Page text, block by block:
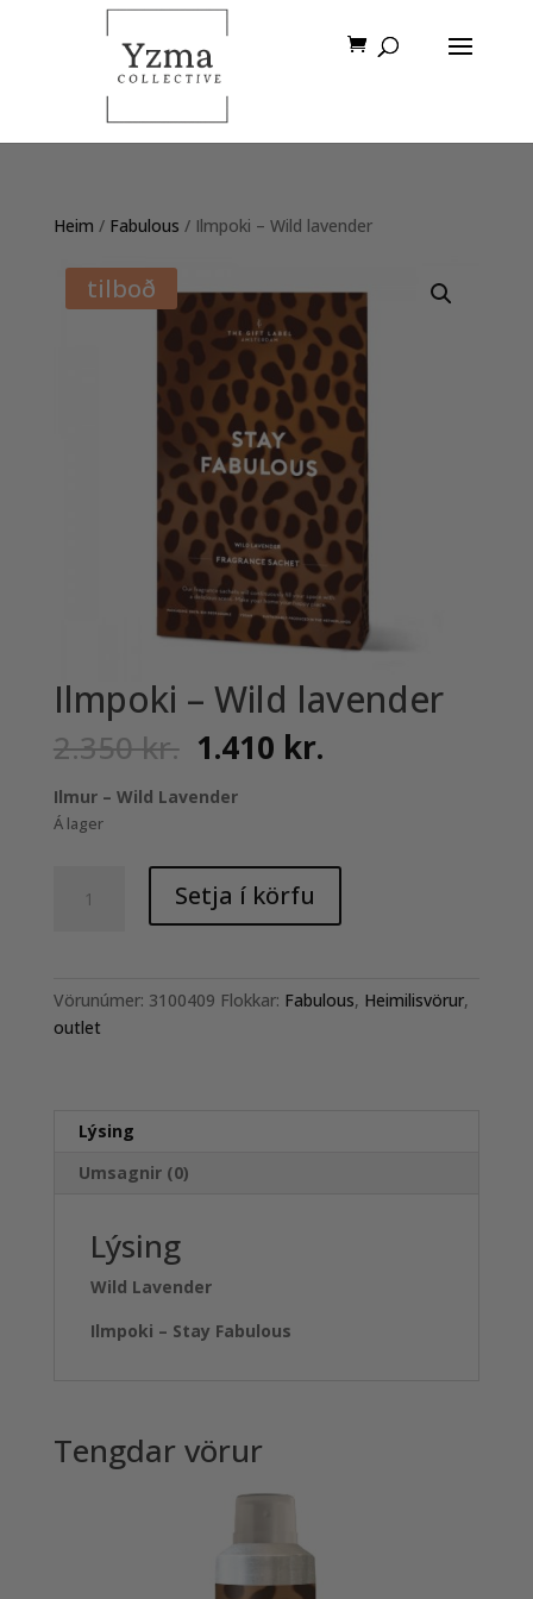
Heim / Fabulous / Ilmpoki – Wild lavender
tilboð
Ilmpoki – Wild lavender
2.350kr. Original
price
was:
1.410 kr.Current
price
Ilmur – Wild Lavender
Á lager
quantity
Setja í körfu
Vörunúmer: 3100409 Flokkar: Fabulous, Heimilisvörur,
outlet
Lýsing
Umsagnir (0)
Lýsing
Wild Lavender
Ilmpoki – Stay Fabulous
Tengdar vörur